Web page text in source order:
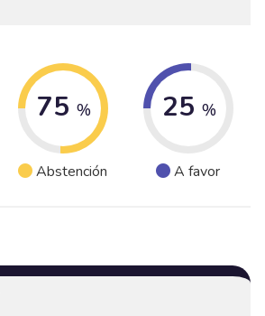
75 %
Abstención
25 %
A favor